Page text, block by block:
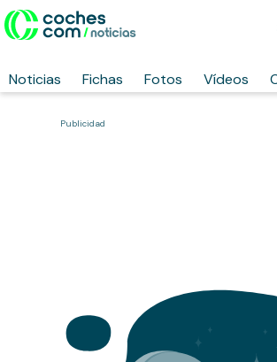
Noticias Fichas Fotos Vídeos
Publicidad